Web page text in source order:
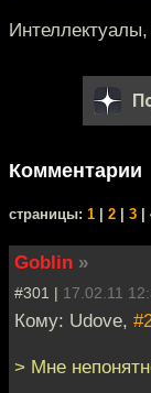
Комментарии
cтраницы: 1 2 3 |
Goblin »
#301 | 17.02.11
Кому: Udove,
> Мне